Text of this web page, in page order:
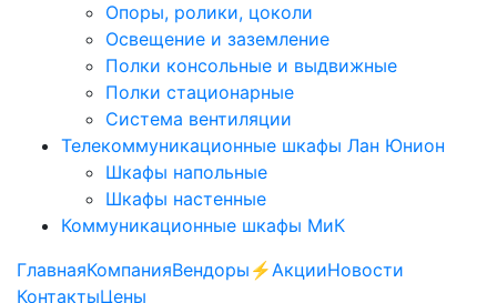
Опоры, ролики, цоколи
Освещение и заземление
Полки консольные и выдвижные
Полки стационарные
Система вентиляции
Телекоммуникационные шкафы Лан Юнион
Шкафы напольные
Шкафы настенные
Коммуникационные шкафы МиК
ГлавнаяКомпанияВендоры ⚡️АкцииНовости
КонтактыЦены